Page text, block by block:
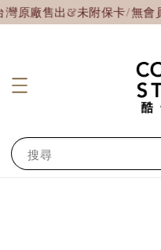
廠售出&未附保卡/無會
搜尋